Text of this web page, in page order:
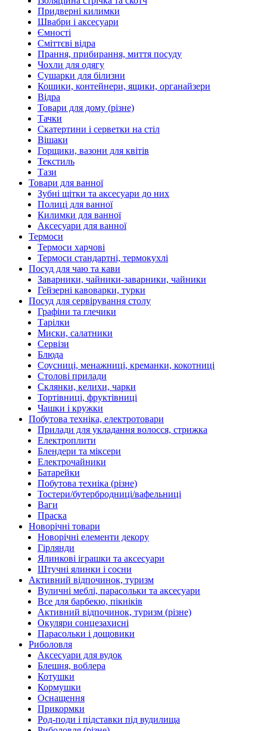
Придверні килимки
Швабри і аксесуари
Ємності
Сміттєві відра
Прання, прибирання, миття посуду
Чохли для одягу
Сушарки для білизни
Кошики, контейнери, ящики, органайзери
Відра
Товари для дому (різне)
Тачки
Скатертини і серветки на стіл
Вішаки
Горщики, вазони для квітів
Текстиль
Тази
Товари для ванної
Зубні щітки та аксесуари до них
Полиці для ванної
Килимки для ванної
Аксесуари для ванної
Термоси
Термоси харчові
Термоси стандартні, термокухлі
Посуд для чаю та кави
Заварники, чайники-заварники, чайники
Гейзерні кавоварки, турки
Посуд для сервірування столу
Графіни та глечики
Тарілки
Миски, салатники
Сервізи
Блюда
Соусниці, менажниці, креманки, кокотниці
Столові прилади
Склянки, келихи, чарки
Тортівниці, фруктівниці
Чашки і кружки
Побутова техніка, електротовари
Прилади для укладання волосся, стрижка
Електроплити
Блендери та міксери
Електрочайники
Батарейки
Побутова техніка (різне)
Тостери/бутербродниці/вафельниці
Ваги
Праска
Новорічні товари
Новорічні елементи декору
Гірлянди
Ялинкові іграшки та аксесуари
Штучні ялинки і сосни
Активний відпочинок, туризм
Вуличні меблі, парасольки та аксесуари
Все для барбекю, пікніків
Активний відпочинок, туризм (різне)
Окуляри сонцезахисні
Парасольки і дощовики
Риболовля
Аксесуари для вудок
Блешня, воблера
Котушки
Кормушки
Оснащення
Прикормки
Род-поди і підставки під вудилища